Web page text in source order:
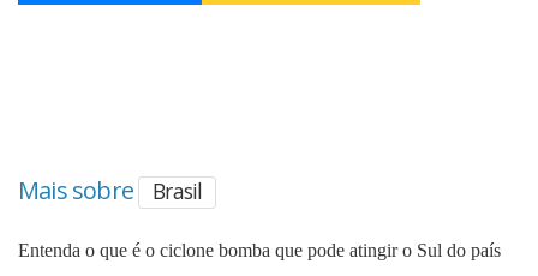
Mais sobre Brasil
Entenda o que é o ciclone bomba que pode atingir o Sul do país